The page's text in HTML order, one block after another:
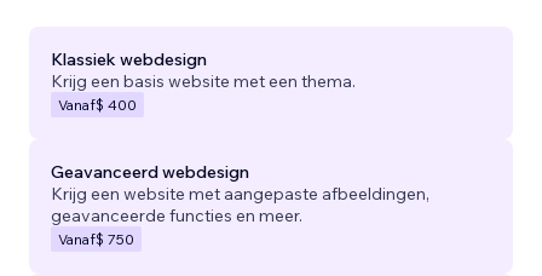
Klassiek webdesign
Krijg een basis website met een thema.
Vanaf$ 400
Geavanceerd webdesign
Krijg een website met aangepaste afbeeldingen,
geavanceerde functies en meer.
Vanaf$ 750